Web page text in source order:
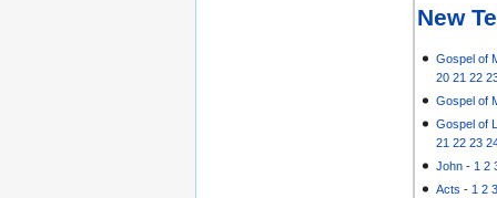
New
Gospel of
20 21 22
Gospel of
Gospel of
21 22 23
John - 1 2
Acts -1 2